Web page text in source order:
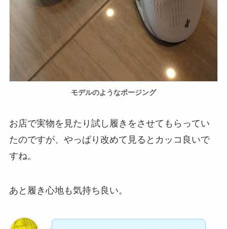
モデルのようなポージング
お店で実物を見たり試し履きをさせてもらってい
たのですが、やっぱり改めて見るとカッコ良いで
すね。
あと履き心地も気持ち良い。